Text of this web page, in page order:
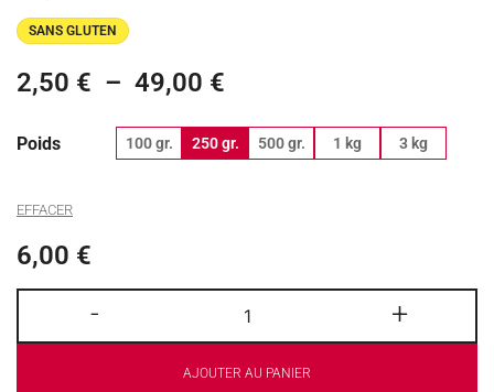
SANS GLUTEN
2,50 € – 49,00 €
Poids 100 gr. 250 gr. 500 gr. 1 kg 3 kg
EFFACER
6,00 €
- +
AJOUTER AU PANIER